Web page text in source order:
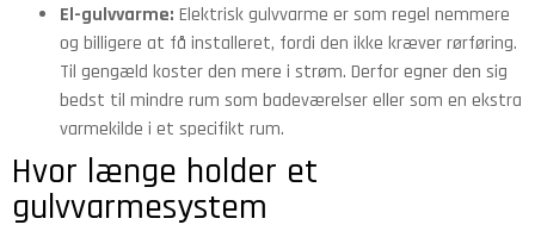
El-gulvvarme: Elektrisk gulvvarme er som regel nemmere
og billigere at få installeret, fordi den ikke kræver rørføring.
Til gengæld koster den mere i strøm. Derfor egner den sig
bedst til mindre rum som badeværelser eller som en ekstra
varmekilde i et specifikt rum.
Hvor længe holder et
gulvvarmesystem